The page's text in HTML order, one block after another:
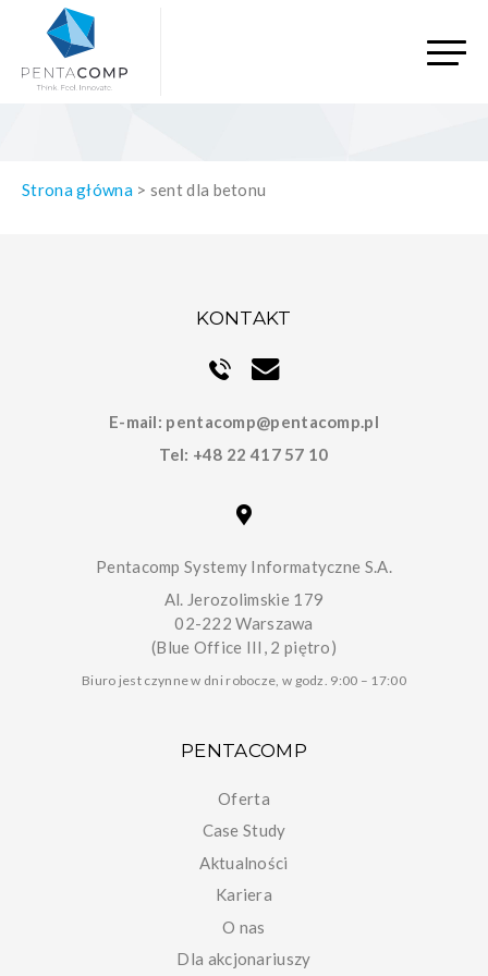
Strona główna> sent dla betonu
KONTAKT
E-mail: pentacomp@pentacomp.pl
Tel: +48 22 417 57 10
Pentacomp Systemy Informatyczne S.A.
Al. Jerozolimskie 179
02-222 Warszawa
(Blue Office III, 2 piętro)
Biuro jest czynne w dni robocze, w godz. 9:00 – 17:00
PENTACOMP
Oferta
Case Study
Aktualności
Kariera
O nas
Dla akcjonariuszy